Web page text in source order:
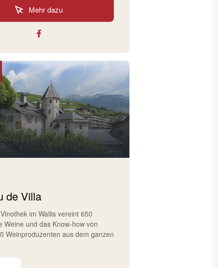
Mehr dazu
de Villa
im Wallis vereint 650
Weine und das Know-how von
Weinproduzenten aus dem ganzen